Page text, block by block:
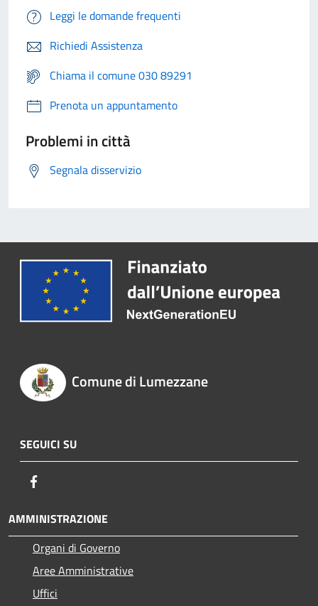
Leggi le domande frequenti
Richiedi Assistenza
Chiama il comune 030 89291
Prenota un appuntamento
Problemi in città
Segnala disservizio
Comune di Lumezzane
SEGUICI SU
AMMINISTRAZIONE
Organi di Governo
Aree Amministrative
Uffici